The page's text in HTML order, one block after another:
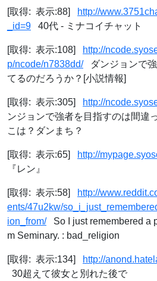
[取得: 表示:88]
http://
_id=9 40代 - ミナコイチャット
[取得: 表示:108]
http://
p/ncode/n7838dd/ダンジョンで強
てるのだろうか？[小説情報]
[取得: 表示:305] http://
ンジョンで強者を目指すのは間違
こは？ダンまち？
[取得: 表示:65] http://
『レン』
[取得: 表示:58]
http://
ents/47u2kw/
ion_from/So I just remembered a
m Seminary. : bad_religion
[取得: 表示:134]
http://
30超えて彼女と別れた後で